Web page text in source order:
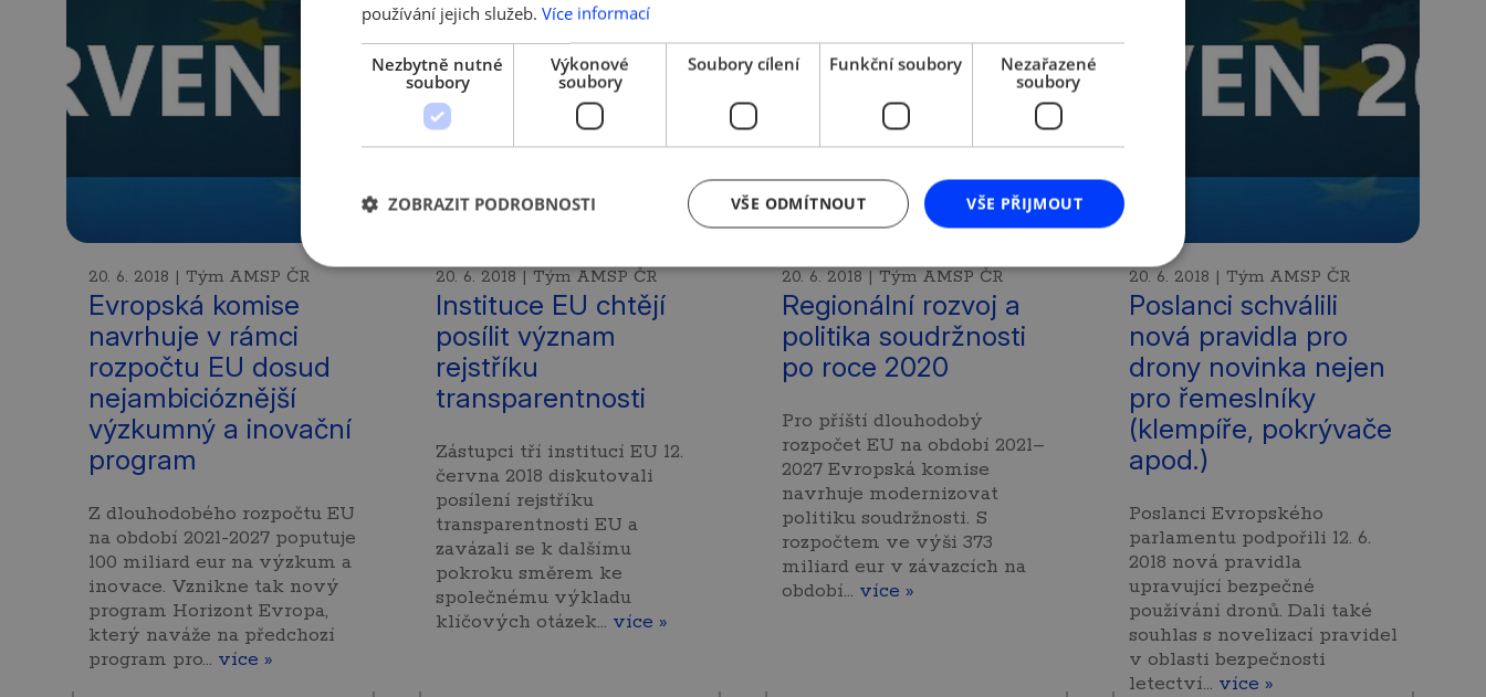
20. 6. 2018 | Tým AMSP ČR
Evropská komise
navrhuje v rámci
rozpočtu EU dosud
nejambicióznější
výzkumný a inovační
program
Z dlouhodobého rozpočtu EU
na období 2021-2027 poputuje
100 miliard eur na výzkum a
inovace. Vznikne tak nový
program Horizont Evropa,
který naváže na předchozí
program pro… více »
20. 6. 2018 | Tým AMSP ČR
Instituce EU chtějí
posílit význam
rejstříku
transparentnosti
Zástupci tří institucí EU 12.
června 2018 diskutovali
posílení rejstříku
transparentnosti EU a
zavázali se k dalšímu
pokroku směrem ke
společnému výkladu
klíčových otázek… více »
20. 6. 2018 | Tým AMSP ČR
Regionální rozvoj a
politika soudržnosti
po roce 2020
Pro příští dlouhodobý
rozpočet EU na období 2021–
2027 Evropská komise
navrhuje modernizovat
politiku soudržnosti. S
rozpočtem ve výši 373
miliard eur v závazcích na
období… více »
20. 6. 2018 | Tým AMSP ČR
Poslanci schválili
nová pravidla pro
drony novinka nejen
pro řemeslníky
(klempíře, pokrývače
apod.)
Poslanci Evropského
parlamentu podpořili 12. 6.
2018 nová pravidla
upravující bezpečné
používání dronů. Dali také
souhlas s novelizací pravidel
v oblasti bezpečnosti
letectví… více »
používání jejich služeb. Více informací
Nezbytně nutné
soubory
Výkonové
soubory
Soubory cílení Funkční soubory
Nezařazené
soubory
VŠE PŘIJMOUT
VŠE ODMÍTNOUT
ZOBRAZIT PODROBNOSTI